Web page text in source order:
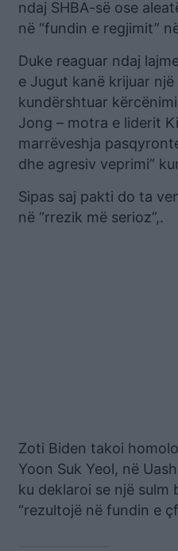
ndaj SHBA-së ose
në “fundin e regjimit”
Duke reaguar ndaj
e Jugut kanë krijuar
kundërshtuar
Jong – motra e liderit
marrëveshja
dhe agresiv veprimi”
Sipas saj pakti do ta
në “rrezik më serioz”,.
Zoti Biden takoi
Yoon Suk Yeol, në
ku deklaroi se një
“rezultojë në fundin e